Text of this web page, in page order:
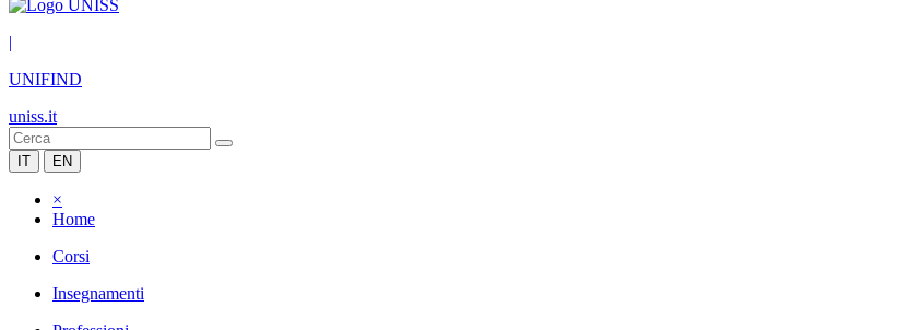
|
UNIFIND
uniss.it
IT EN
×
Home
Corsi
Insegnamenti